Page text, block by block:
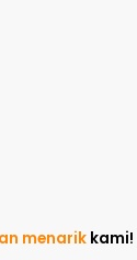
menarik kami!